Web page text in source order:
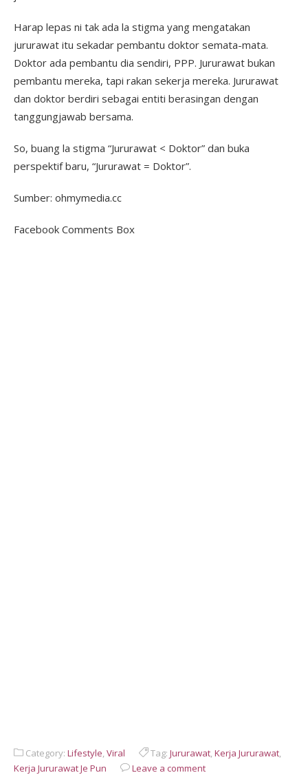
Harap lepas ni tak ada la stigma yang mengatakan
jururawat itu sekadar pembantu doktor semata-mata.
Doktor ada pembantu dia sendiri, PPP. Jururawat bukan
pembantu mereka, tapi rakan sekerja mereka. Jururawat
dan doktor berdiri sebagai entiti berasingan dengan
tanggungjawab bersama.
So, buang la stigma “Jururawat < Doktor” dan buka
perspektif baru, “Jururawat = Doktor”.
Sumber: ohmymedia.cc
Facebook Comments Box
Category: Lifestyle,Viral Tag: Jururawat,Kerja Jururawat,
Kerja Jururawat Je Pun
Leave a comment